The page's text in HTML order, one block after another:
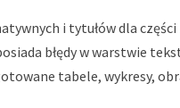
i tytułów dla części
błędy w warstwie
tabele, wykresy,